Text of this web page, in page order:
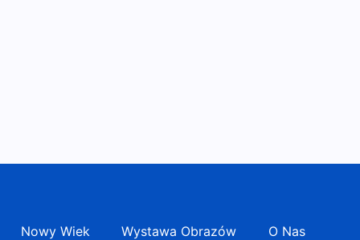
Nowy Wiek Wystawa Obrazów O Nas